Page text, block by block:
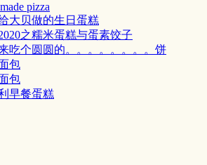
pizza
大贝做的生日蛋糕
之糯米蛋糕与蛋素饺子
吃个圆圆的。。。。。。。。饼
包
包
早餐蛋糕